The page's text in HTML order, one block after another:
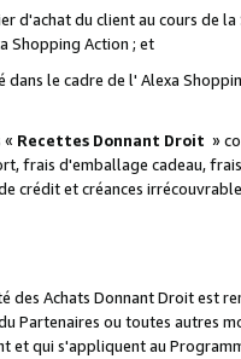
d'achat du client au cours de
Shopping Action ; et
le cadre de l' Alexa
« Recettes Donnant Droit »
frais d'emballage cadeau,
crédit et créances
Achats Donnant Droit est
Partenaires ou toutes autres
et qui s'appliquent au